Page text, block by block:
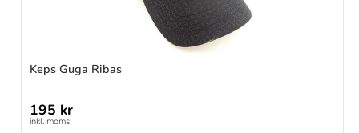
Keps Guga Ribas
195 kr
inkl. moms